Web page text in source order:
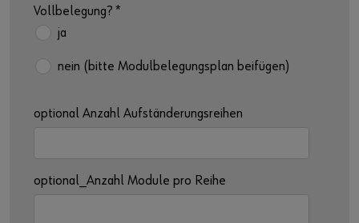
Vollbelegung? *
ja
nein (bitte Modulbelegungsplan beifügen)
optional Anzahl Aufständerungsreihen
optional_Anzahl Module pro Reihe